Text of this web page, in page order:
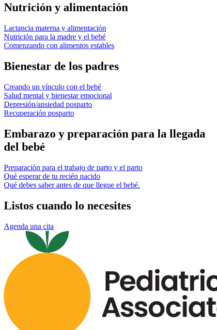
Nutrición y alimentación
Lactancia materna y alimentación
Nutrición para la madre y el bebé
Comenzando con alimentos estables
Bienestar de los padres
Creando un vínculo con el bebé
Salud mental y bienestar emocional
Depresión/ansiedad posparto
Recuperación posparto
Embarazo y preparación para la llegada
del bebé
Preparación para el trabajo de parto y el parto
Qué esperar de tu recién nacido
Qué debes saber antes de que llegue el bebé.
Listos cuando lo necesites
Agenda una cita